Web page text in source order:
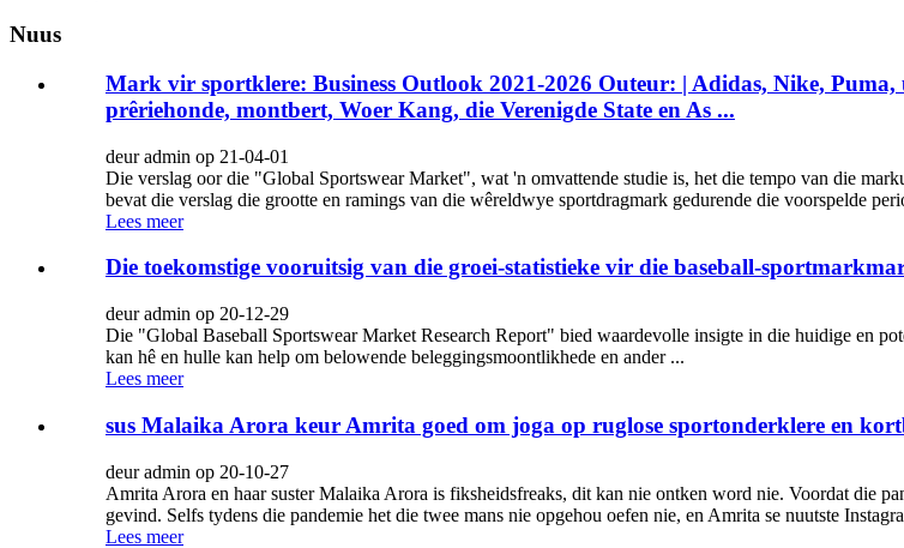
Nuus
Mark vir sportklere: Business Outlook 2021-2026 Outeur: | Adidas, Nike,
prêriehonde, montbert, Woer Kang, die Verenigde State en As ...
deur admin op 21-04-01
Die verslag oor die "Global Sportswear Market", wat 'n omvattende studie is, het die tempo van die
bevat die verslag die grootte en ramings van die wêreldwye sportdragmark gedurende die voorspelde
Lees meer
Die toekomstige vooruitsig van die groei-statistieke vir die baseball-
deur admin op 20-12-29
Die "Global Baseball Sportswear Market Research Report" bied waardevolle insigte in die huidige en
kan hê en hulle kan help om belowende beleggingsmoontlikhede en ander ...
Lees meer
sus Malaika Arora keur Amrita goed om joga op ruglose sportonderklere en
deur admin op 20-10-27
Amrita Arora en haar suster Malaika Arora is fiksheidsfreaks, dit kan nie ontken word nie. Voordat die
gevind. Selfs tydens die pandemie het die twee mans nie opgehou oefen nie, en Amrita se nuutste
Lees meer